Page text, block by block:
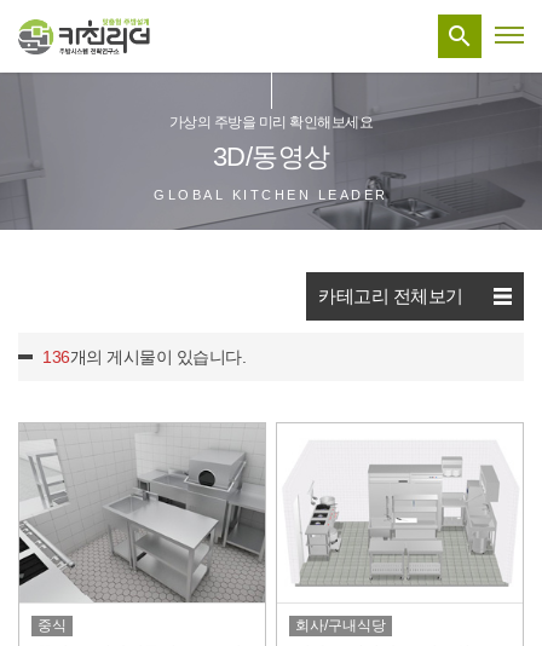

가상의 주방을 미리 확인해보세요
3D/동영상
GLOBAL KITCHEN LEADER
카테고리 전체보기
136개의 게시물이 있습니다.
중식 회사/구내식당